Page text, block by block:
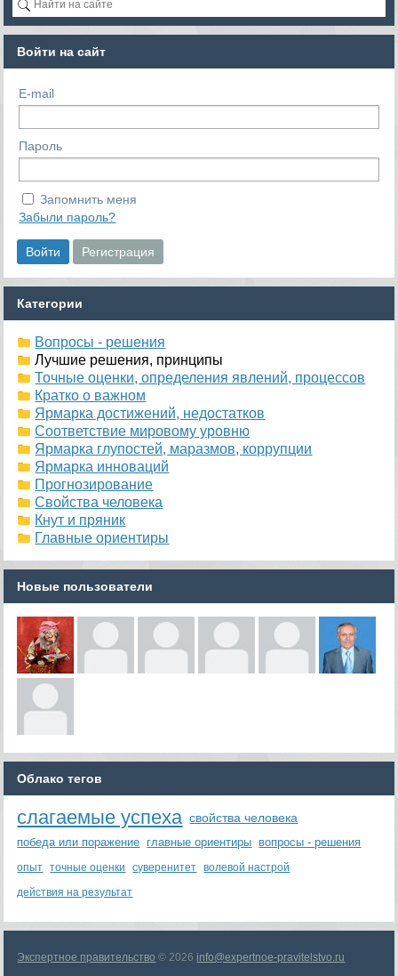
Войти на сайт
E-mail
Пароль
Запомнить меня
Забыли пароль?
Категории
Вопросы - решения
Лучшие решения, принципы
Точные оценки, определения явлений, процессов
Кратко о важном
Ярмарка достижений, недостатков
Соответствие мировому уровню
Ярмарка глупостей, маразмов, коррупции
Ярмарка инноваций
Прогнозирование
Свойства человека
Кнут и пряник
Главные ориентиры
Новые пользователи
Облако тегов
слагаемые успеха свойства человека
победа или поражение главные ориентиры вопросы - решения
опыт точные оценки суверенитет
волевой настрой
действия на результат
Экспертное правительство © 2026 info@expertnoe-pravitelstvo.ru